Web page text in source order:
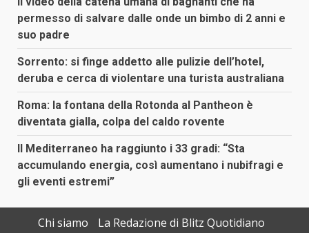
permesso di salvare dalle onde un bimbo di 2 anni e
suo padre
Sorrento: si finge addetto alle pulizie dell’hotel,
deruba e cerca di violentare una turista australiana
Roma: la fontana della Rotonda al Pantheon è
diventata gialla, colpa del caldo rovente
Il Mediterraneo ha raggiunto i 33 gradi: “Sta
accumulando energia, così aumentano i nubifragi e
gli eventi estremi”
Chi siamo
La Redazione di Blitz Quotidiano